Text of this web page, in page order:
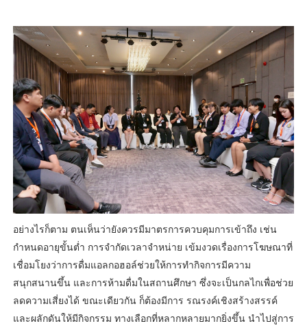
อย่างไรก็ตาม ตนเห็นว่ายังควรมีมาตรการควบคุมการเข้าถึง เช่น
กำหนดอายุขั้นต่ำ การจำกัดเวลาจำหน่าย เข้มงวดเรื่องการโฆษณาที่
เชื่อมโยงว่าการดื่มแอลกอฮอล์ช่วยให้การทำกิจการมีความ
สนุกสนานขึ้น และการห้ามดื่มในสถานศึกษา ซึ่งจะเป็นกลไกเพื่อช่วย
ลดความเสี่ยงได้ ขณะเดียวกัน ก็ต้องมีการ รณรงค์เชิงสร้างสรรค์
และผลักดันให้มีกิจกรรม ทางเลือกที่หลากหลายมากยิ่งขึ้น นำไปสู่การ